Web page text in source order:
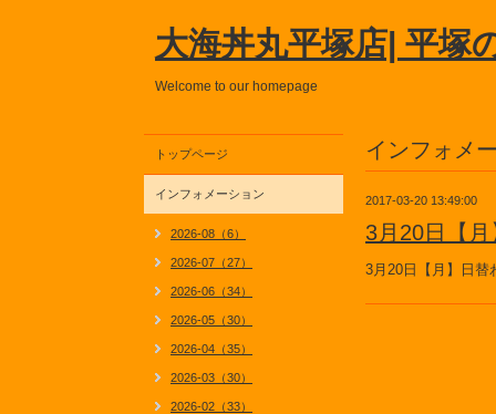
大海丼丸平塚店| 平塚
Welcome to our homepage
インフォメ
2017-03-20 13:49:00
3月20日【
3月20日【月】日替
トップページ
インフォメーション
2026-08（6）
2026-07（27）
2026-06（34）
2026-05（30）
2026-04（35）
2026-03（30）
2026-02（33）